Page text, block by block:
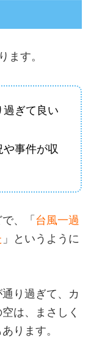
ます。
過ぎて良い
事件が収
、「 台風一過
」というように
り過ぎて、カ
は、まさしく
ります。